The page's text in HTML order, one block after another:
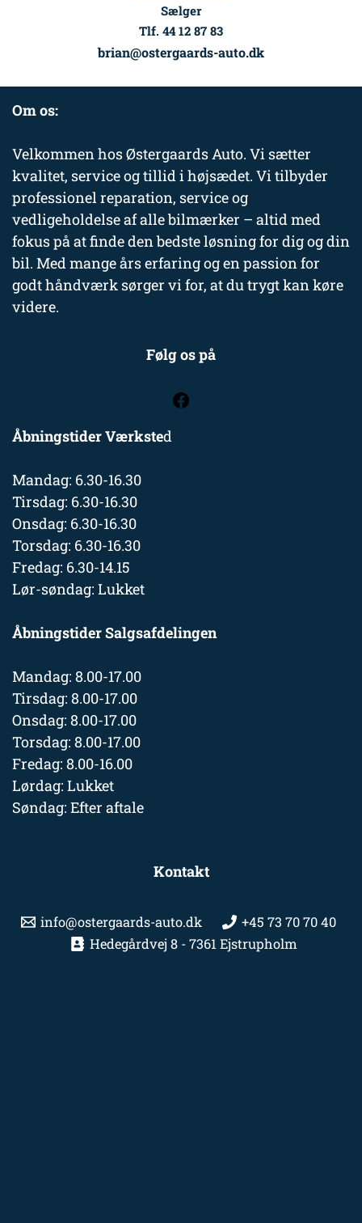
Sælger
Tlf. 44 12 87 83
brian@ostergaards-auto.dk
Om os:
Velkommen hos Østergaards Auto. Vi sætter
kvalitet, service og tillid i højsædet. Vi tilbyder
professionel reparation, service og
vedligeholdelse af alle bilmærker – altid med
fokus på at finde den bedste løsning for dig og din
bil. Med mange års erfaring og en passion for
godt håndværk sørger vi for, at du trygt kan køre
videre.
Følg os på
Åbningstider Værksted
Mandag: 6.30-16.30
Tirsdag: 6.30-16.30
Onsdag: 6.30-16.30
Torsdag: 6.30-16.30
Fredag: 6.30-14.15
Lør-søndag: Lukket
Åbningstider Salgsafdelingen
Mandag: 8.00-17.00
Tirsdag: 8.00-17.00
Onsdag: 8.00-17.00
Torsdag: 8.00-17.00
Fredag: 8.00-16.00
Lørdag: Lukket
Søndag: Efter aftale
Kontakt
info@ostergaards-auto.dk
+45 73 70 70 40
Hedegårdvej 8 - 7361 Ejstrupholm